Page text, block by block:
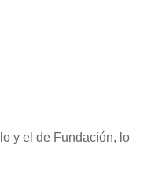
y el de Fundación, lo